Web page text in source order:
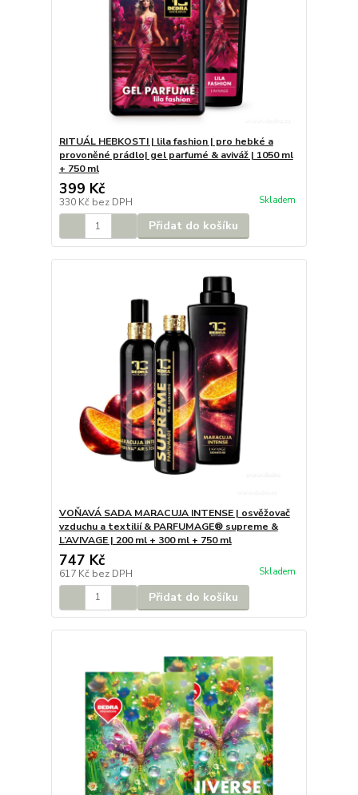
RITUÁL HEBKOSTI | lila fashion | pro hebké a
provoněné prádlo| gel parfumé & aviváž | 1050 ml
+ 750 ml
399 Kč
330 Kč bez DPH Skladem
Přidat do košíku
VOŇAVÁ SADA MARACUJA INTENSE | osvěžovač
vzduchu a textilií & PARFUMAGE® supreme &
L’AVIVAGE | 200 ml + 300 ml + 750 ml
747 Kč
617 Kč bez DPH Skladem
Přidat do košíku